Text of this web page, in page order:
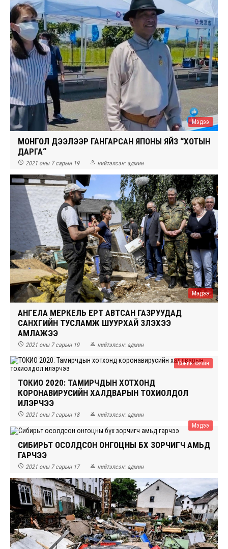
Мэдээ
МОНГОЛ ДЭЭЛЭЭР ГАНГАРСАН ЯПОНЫ ЯЙЗҮ “ХОТЫН
ДАРГА“
 2021 оны 7 сарын 19  нийтэлсэн: админ
Мэдээ
АНГЕЛА МЕРКЕЛЬ ҮЕРТ АВТСАН ГАЗРУУДАД
САНХҮҮГИЙН ТУСЛАМЖ ШУУРХАЙ ҮЗҮҮЛЭХЭЭ
АМЛАЖЭЭ
 2021 оны 7 сарын 19  нийтэлсэн: админ
Сонин хачин
ТОКИО 2020: ТАМИРЧДЫН ХОТХОНД
КОРОНАВИРУСИЙН ХАЛДВАРЫН ТОХИОЛДОЛ
ИЛЭРЧЭЭ
 2021 оны 7 сарын 18  нийтэлсэн: админ
Мэдээ
СИБИРЬТ ОСОЛДСОН ОНГОЦНЫ БҮХ ЗОРЧИГЧ АМЬД
ГАРЧЭЭ
 2021 оны 7 сарын 17  нийтэлсэн: админ